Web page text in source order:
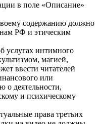
в поле «Описание»
содержанию должно
РФ и этическим
услугах интимного
магией,
ввести читателей
или
о деятельности,
и психическому
права третьих